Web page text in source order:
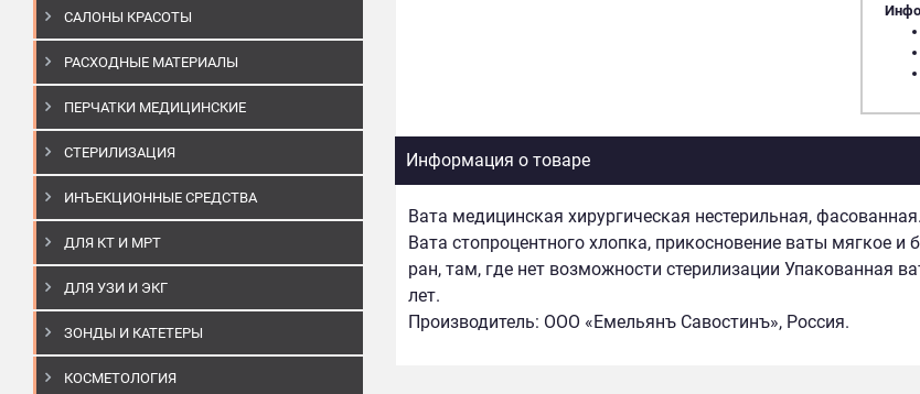
САЛОНЫ КРАСОТЫ
РАСХОДНЫЕ МАТЕРИАЛЫ
ПЕРЧАТКИ МЕДИЦИНСКИЕ
СТЕРИЛИЗАЦИЯ
ИНЪЕКЦИОННЫЕ СРЕДСТВА
ДЛЯ КТ И МРТ
ДЛЯ УЗИ И ЭКГ
ЗОНДЫ И КАТЕТЕРЫ
КОСМЕТОЛОГИЯ
Информация о товаре
Вата медицинская хирургическая нестерильная, фасованная.
Вата стопроцентного хлопка, прикосновение ваты мягкое и
ран, там, где нет возможности стерилизации Упакованная
лет.
Производитель: ООО «Емельянъ Савостинъ», Россия.